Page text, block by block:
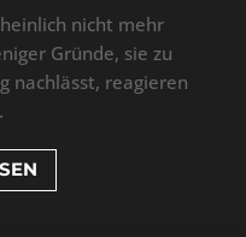
nicht mehr
Gründe, sie zu
nachlässt, reagieren